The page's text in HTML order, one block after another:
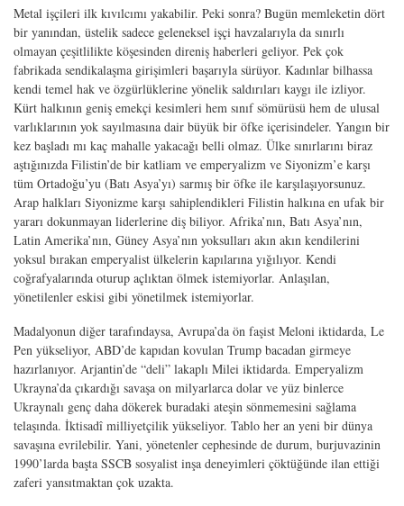
Metal işçileri ilk kıvılcımı yakabilir. Peki sonra? Bugün memleketin dört
bir yanından, üstelik sadece geleneksel işçi havzalarıyla da sınırlı
olmayan çeşitlilikte köşesinden direniş haberleri geliyor. Pek çok
fabrikada sendikalaşma girişimleri başarıyla sürüyor. Kadınlar bilhassa
kendi temel hak ve özgürlüklerine yönelik saldırıları kaygı ile izliyor.
Kürt halkının geniş emekçi kesimleri hem sınıf sömürüsü hem de ulusal
varlıklarının yok sayılmasına dair büyük bir öfke içerisindeler. Yangın bir
kez başladı mı kaç mahalle yakacağı belli olmaz. Ülke sınırlarını biraz
aştığınızda Filistin’de bir katliam ve emperyalizm ve Siyonizm’e karşı
tüm Ortadoğu’yu (Batı Asya’yı) sarmış bir öfke ile karşılaşıyorsunuz.
Arap halkları Siyonizme karşı sahiplendikleri Filistin halkına en ufak bir
yararı dokunmayan liderlerine diş biliyor. Afrika’nın, Batı Asya’nın,
Latin Amerika’nın, Güney Asya’nın yoksulları akın akın kendilerini
yoksul bırakan emperyalist ülkelerin kapılarına yığılıyor. Kendi
coğrafyalarında oturup açlıktan ölmek istemiyorlar. Anlaşılan,
yönetilenler eskisi gibi yönetilmek istemiyorlar.
Madalyonun diğer tarafındaysa, Avrupa’da ön faşist Meloni iktidarda, Le
Pen yükseliyor, ABD’de kapıdan kovulan Trump bacadan girmeye
hazırlanıyor. Arjantin’de “deli” lakaplı Milei iktidarda. Emperyalizm
Ukrayna’da çıkardığı savaşa on milyarlarca dolar ve yüz binlerce
Ukraynalı genç daha dökerek buradaki ateşin sönmemesini sağlama
telaşında. İktisadî milliyetçilik yükseliyor. Tablo her an yeni bir dünya
savaşına evrilebilir. Yani, yönetenler cephesinde de durum, burjuvazinin
1990’larda başta SSCB sosyalist inşa deneyimleri çöktüğünde ilan ettiği
zaferi yansıtmaktan çok uzakta.